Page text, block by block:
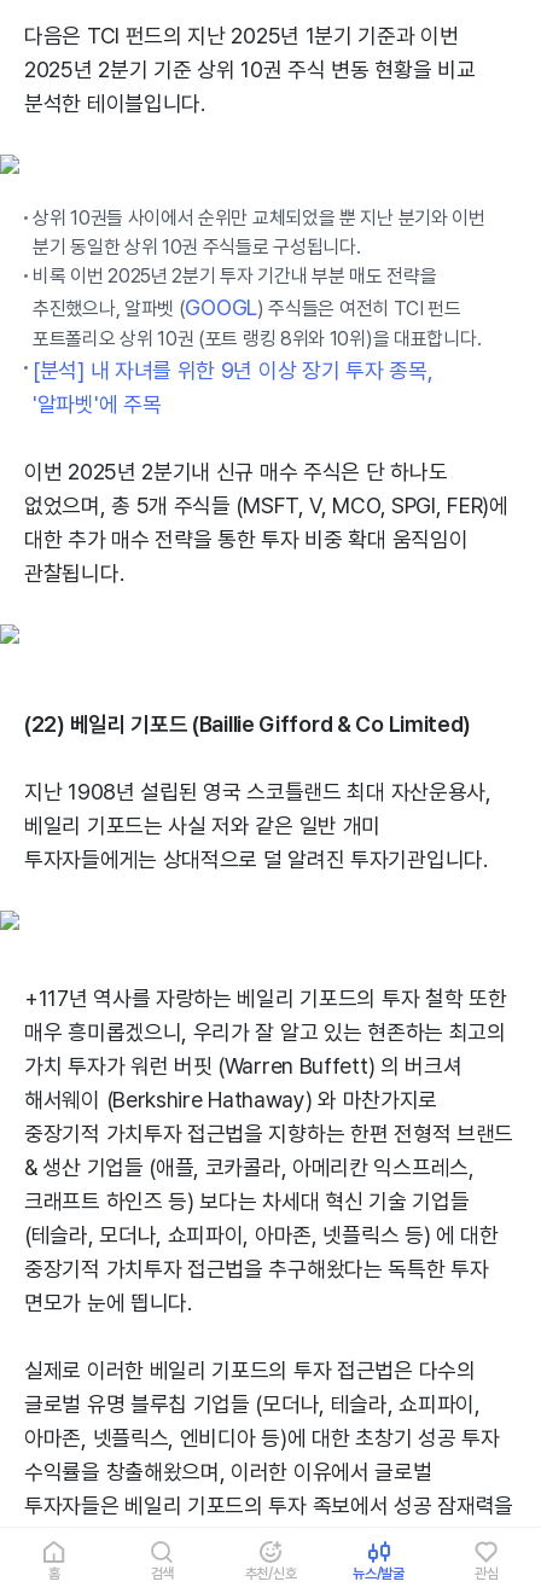
홈 검색 추천/신호 뉴스/발굴 관심
다음은 TCI 펀드의 지난 2025년 1분기 기준과 이번
2025년 2분기 기준 상위 10권 주식 변동 현황을 비교
분석한 테이블입니다.
상위 10권들 사이에서 순위만 교체되었을 뿐 지난 분기와 이번
분기 동일한 상위 10권 주식들로 구성됩니다.
비록 이번 2025년 2분기 투자 기간내 부분 매도 전략을
추진했으나, 알파벳 (GOOGL) 주식들은 여전히 TCI 펀드
포트폴리오 상위 10권 (포트 랭킹 8위와 10위)을 대표합니다.
[분석] 내 자녀를 위한 9년 이상 장기 투자 종목,
'알파벳'에 주목
이번 2025년 2분기내 신규 매수 주식은 단 하나도
없었으며, 총 5개 주식들 (MSFT, V, MCO, SPGI, FER)에
대한 추가 매수 전략을 통한 투자 비중 확대 움직임이
관찰됩니다.
(22) 베일리 기포드 (Baillie Gifford & Co Limited)
지난 1908년 설립된 영국 스코틀랜드 최대 자산운용사,
베일리 기포드는 사실 저와 같은 일반 개미
투자자들에게는 상대적으로 덜 알려진 투자기관입니다.
+117년 역사를 자랑하는 베일리 기포드의 투자 철학 또한
매우 흥미롭겠으니, 우리가 잘 알고 있는 현존하는 최고의
가치 투자가 워런 버핏 (Warren Buffett) 의 버크셔
해서웨이 (Berkshire Hathaway) 와 마찬가지로
중장기적 가치투자 접근법을 지향하는 한편 전형적 브랜드
& 생산 기업들 (애플, 코카콜라, 아메리칸 익스프레스,
크래프트 하인즈 등) 보다는 차세대 혁신 기술 기업들
(테슬라, 모더나, 쇼피파이, 아마존, 넷플릭스 등) 에 대한
중장기적 가치투자 접근법을 추구해왔다는 독특한 투자
면모가 눈에 띕니다.
실제로 이러한 베일리 기포드의 투자 접근법은 다수의
글로벌 유명 블루칩 기업들 (모더나, 테슬라, 쇼피파이,
아마존, 넷플릭스, 엔비디아 등)에 대한 초창기 성공 투자
수익률을 창출해왔으며, 이러한 이유에서 글로벌
투자자들은 베일리 기포드의 투자 족보에서 성공 잠재력을
지닌 무명의 성장주들에 대한 투자 실마리를 유추하는
투자 트랜드입니다.